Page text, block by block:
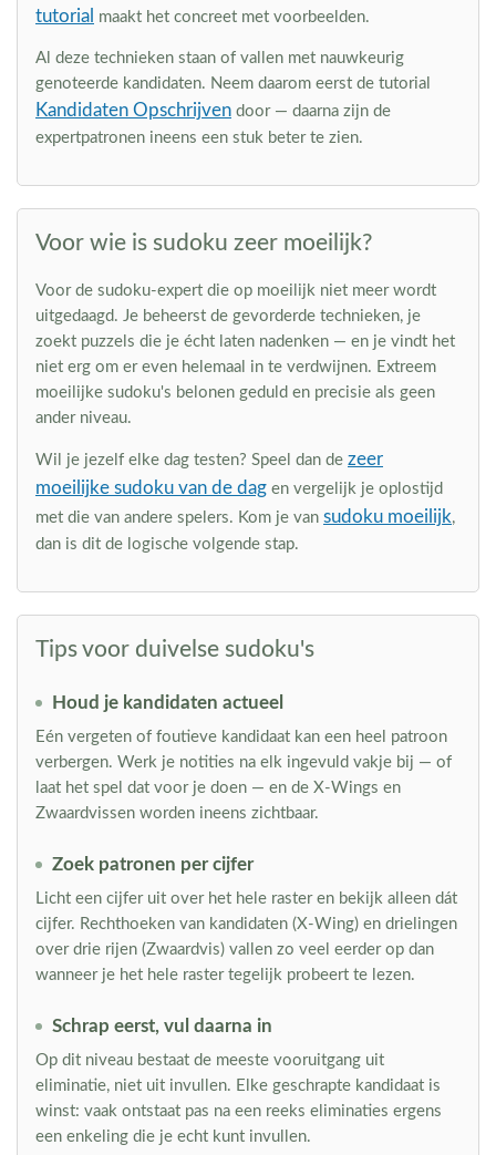
tutorial maakt het concreet met voorbeelden.
Al deze technieken staan of vallen met nauwkeurig
genoteerde kandidaten. Neem daarom eerst de tutorial
Kandidaten Opschrijven door — daarna zijn de
expertpatronen ineens een stuk beter te zien.
Voor wie is sudoku zeer moeilijk?
Voor de sudoku-expert die op moeilijk niet meer wordt
uitgedaagd. Je beheerst de gevorderde technieken, je
zoekt puzzels die je écht laten nadenken — en je vindt het
niet erg om er even helemaal in te verdwijnen. Extreem
moeilijke sudoku's belonen geduld en precisie als geen
ander niveau.
Wil je jezelf elke dag testen? Speel dan de zeer
moeilijke sudoku van de dag en vergelijk je oplostijd
met die van andere spelers. Kom je van sudoku moeilijk,
dan is dit de logische volgende stap.
Tips voor duivelse sudoku's
Houd je kandidaten actueel
Eén vergeten of foutieve kandidaat kan een heel patroon
verbergen. Werk je notities na elk ingevuld vakje bij — of
laat het spel dat voor je doen — en de X-Wings en
Zwaardvissen worden ineens zichtbaar.
Zoek patronen per cijfer
Licht een cijfer uit over het hele raster en bekijk alleen dát
cijfer. Rechthoeken van kandidaten (X-Wing) en drielingen
over drie rijen (Zwaardvis) vallen zo veel eerder op dan
wanneer je het hele raster tegelijk probeert te lezen.
Schrap eerst, vul daarna in
Op dit niveau bestaat de meeste vooruitgang uit
eliminatie, niet uit invullen. Elke geschrapte kandidaat is
winst: vaak ontstaat pas na een reeks eliminaties ergens
een enkeling die je echt kunt invullen.